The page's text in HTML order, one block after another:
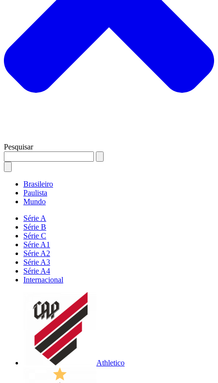
Pesquisar
Brasileiro
Paulista
Mundo
Série A
Série B
Série C
Série A1
Série A2
Série A3
Série A4
Internacional
Athletico